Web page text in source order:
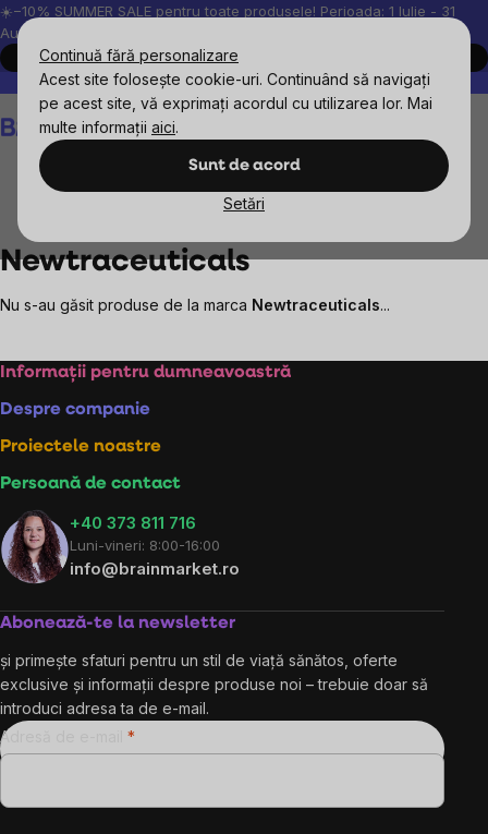
Continuă fără personalizare
Acest site folosește cookie-uri. Continuând să navigați
pe acest site, vă exprimați acordul cu utilizarea lor. Mai
multe informații aici.
Sunt de acord
Setări
Treci
la
conținut
☀️−10% SUMMER SALE pentru toate produsele! Perioada: 1 Iulie - 31
August, 2026.
Cumpără acum
Peste 200.000 de recenzii verificate
Produsele noastre sunt
Coş
de
Newtraceuticals
Nu s-au găsit produse de la marca Newtraceuticals...
Subsol
Informații pentru dumneavoastră
Despre companie
Proiectele noastre
Persoană de contact
+40 373 811 716
Luni-vineri: 8:00-16:00
info@brainmarket.ro
Abonează-te la newsletter
și primește sfaturi pentru un stil de viață sănătos, oferte
exclusive și informații despre produse noi – trebuie doar să
introduci adresa ta de e-mail.
Adresă de e-mail